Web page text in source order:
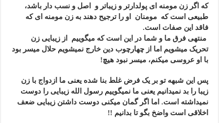
که اگر زن مومنه ای پولدارتر و زیباتر و اصل و نسب دار باشد،
طبیعی است که مومنان او را ترجیح دهند به زن مومنه ای که
فاقد این صفات است.
منتهی فرق ما و شما در این است که میگوییم از زیبایی زن
تحریک میشویم اما از چهارچوب دین خارج نمیشویم حلال میسر بود
با او عروسی میکنم، میسر نبود هیچ!
پس این شبهه تو بر یک فرض غلط بنا شده یعنی ما ازدواج با زن
زیبا را بد نمیدانیم یعنی ما نمیگوییم رسول الله زیبایی را دوست
نمیداشته است. اما اگر گمان میکنی دوست داشتن زیبایی ضعف
اخلاقی است واضخ بگو تا بدانیم !!